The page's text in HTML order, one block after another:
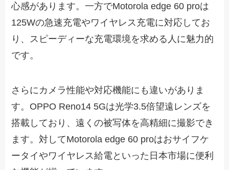
心感があります。一方でMotorola edge 60 proは
125Wの急速充電やワイヤレス充電に対応してお
り、スピーディーな充電環境を求める人に魅力的
です。
さらにカメラ性能や対応機能にも違いがありま
す。OPPO Reno14 5Gは光学3.5倍望遠レンズを
搭載しており、遠くの被写体を高精細に撮影でき
ます。対してMotorola edge 60 proはおサイフケ
ータイやワイヤレス給電といった日本市場に便利